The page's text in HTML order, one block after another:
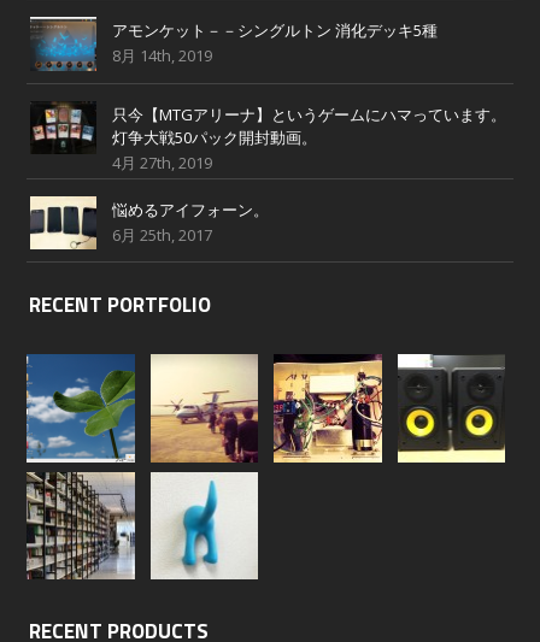
アモンケット－－シングルトン 消化デッキ5種
8月 14th, 2019
只今【MTGアリーナ】というゲームにハマっています。
灯争大戦50パック開封動画。
4月 27th, 2019
悩めるアイフォーン。
6月 25th, 2017
RECENT PORTFOLIO
RECENT PRODUCTS